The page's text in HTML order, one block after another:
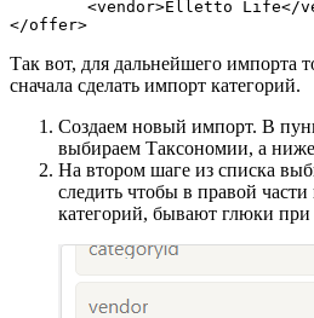
</offer>
Так вот, для дальнейшего импорта
сначала сделать импорт категорий.
Создаем новый импорт. В
выбираем Таксономии, а
На втором шаге из списка
следить чтобы в правой части
категорий, бывают глюки